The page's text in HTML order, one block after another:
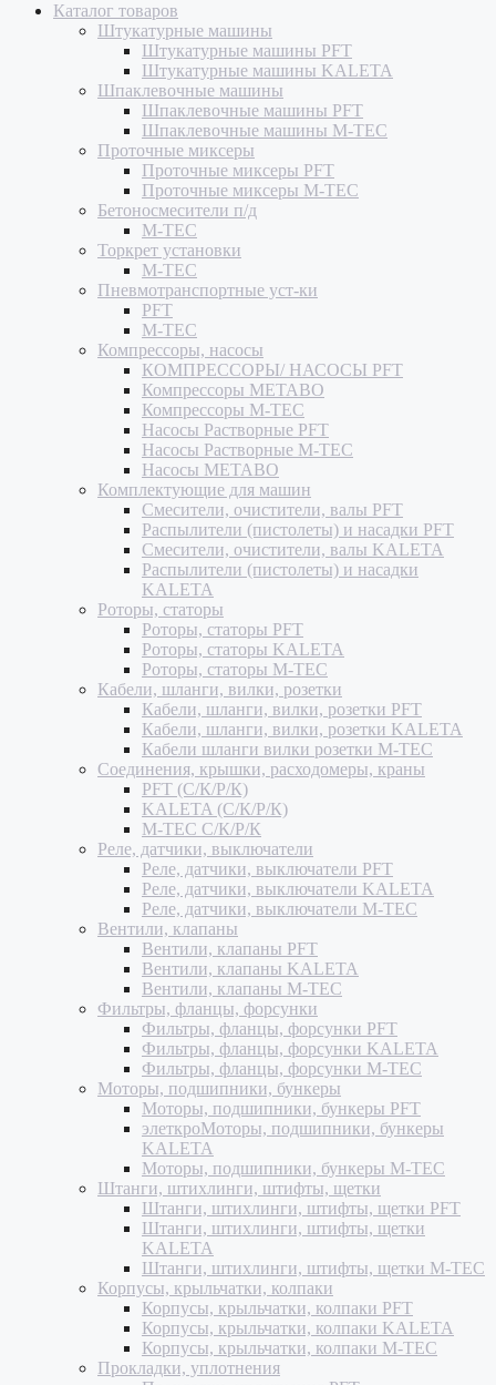
Каталог товаров
Штукатурные машины
Штукатурные машины PFT
Штукатурные машины KALETA
Шпаклевочные машины
Шпаклевочные машины PFT
Шпаклевочные машины M-TEC
Проточные миксеры
Проточные миксеры PFT
Проточные миксеры M-TEC
Бетоносмесители п/д
M-TEC
Торкрет установки
M-TEC
Пневмотранспортные уст-ки
PFT
M-TEC
Компрессоры, насосы
КОМПРЕССОРЫ/ НАСОСЫ PFT
Компрессоры METABO
Компрессоры M-TEC
Насосы Растворные PFT
Насосы Растворные M-TEC
Насосы METABO
Комплектующие для машин
Смесители, очистители, валы PFT
Распылители (пистолеты) и насадки PFT
Смесители, очистители, валы KALETA
Распылители (пистолеты) и насадки
KALETA
Роторы, статоры
Роторы, статоры PFT
Роторы, статоры KALETA
Роторы, статоры M-TEC
Кабели, шланги, вилки, розетки
Кабели, шланги, вилки, розетки PFT
Кабели, шланги, вилки, розетки KALETA
Кабели шланги вилки розетки M-TEC
Соединения, крышки, расходомеры, краны
PFT (С/К/Р/К)
KALETA (С/К/Р/К)
M-TEC С/К/Р/К
Реле, датчики, выключатели
Реле, датчики, выключатели PFT
Реле, датчики, выключатели KALETA
Реле, датчики, выключатели M-TEC
Вентили, клапаны
Вентили, клапаны PFT
Вентили, клапаны KALETA
Вентили, клапаны M-TEC
Фильтры, фланцы, форсунки
Фильтры, фланцы, форсунки PFT
Фильтры, фланцы, форсунки KALETA
Фильтры, фланцы, форсунки M-TEC
Моторы, подшипники, бункеры
Моторы, подшипники, бункеры PFT
элеткроМоторы, подшипники, бункеры
KALETA
Моторы, подшипники, бункеры M-TEC
Штанги, штихлинги, штифты, щетки
Штанги, штихлинги, штифты, щетки PFT
Штанги, штихлинги, штифты, щетки
KALETA
Штанги, штихлинги, штифты, щетки M-TEC
Корпусы, крыльчатки, колпаки
Корпусы, крыльчатки, колпаки PFT
Корпусы, крыльчатки, колпаки KALETA
Корпусы, крыльчатки, колпаки M-TEC
Прокладки, уплотнения